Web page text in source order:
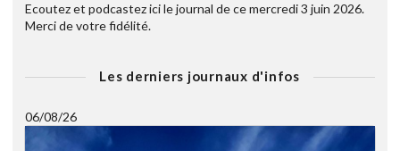
Ecoutez et podcastez ici le journal de ce mercredi 3 juin 2026.
Merci de votre fidélité.
Les derniers journaux d'infos
06/08/26